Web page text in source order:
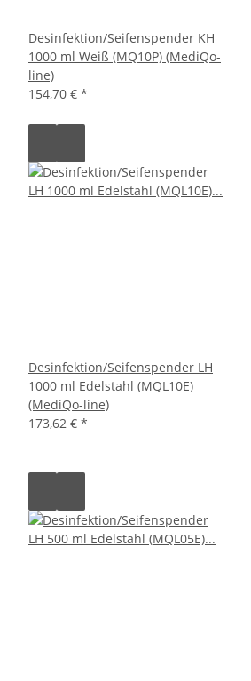
Desinfektion/Seifenspender KH
1000 ml Weiß (MQ10P) (MediQo-
line)
154,70 € *
Desinfektion/Seifenspender LH
1000 ml Edelstahl (MQL10E)
(MediQo-line)
173,62 € *